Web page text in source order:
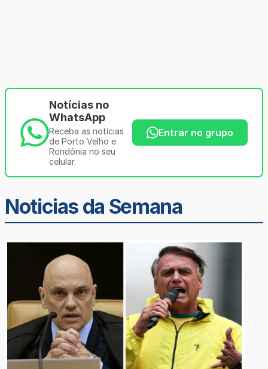
Notícias no
WhatsApp
Receba as notícias
de Porto Velho e
Rondônia no seu
celular.
Entrar no grupo
Noticias da Semana